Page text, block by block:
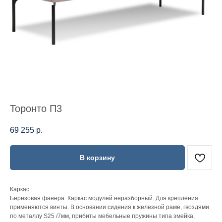
Торонто П3
69 255 р.
В корзину
Каркас :
Березовая фанера. Каркас модулей неразборный. Для крепления
применяются винты. В основании сидения к железной раме, гвоздями
по металлу S25 /7мм, прибиты мебельные пружины типа змейка,